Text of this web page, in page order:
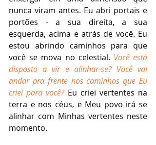
nunca viram antes. Eu abri portais e
portões - a sua direita, a sua
esquerda, acima e atrás de você. Eu
estou abrindo caminhos para que
você se mova no celestial. Você está
disposto a vir e alinhar-se? Você vai
andar pra frente nos caminhos que Eu
criei para você? Eu criei vertentes na
terra e nos céus, e Meu povo irá se
alinhar com Minhas vertentes neste
momento.